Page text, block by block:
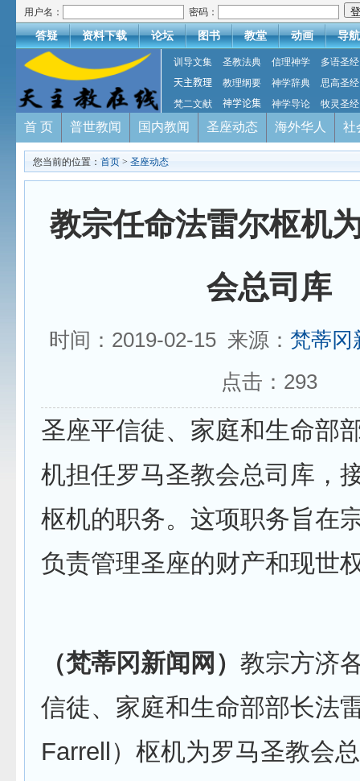
用户名： 密码：
答疑 资料下载 论坛 图书 教堂 动画 导航
训导文集 圣教法典 信理神学
多语圣经
天主教理
教理纲要 神学辞典
思高圣经
梵二文献
神学论集 神学导论 牧灵圣经
首 页 普世教闻 国内教闻 圣座动态 海外华人 社
您当前的位置： 首页 > 圣座动态
教宗任命法雷尔枢机
会总司库
时间：2019-02-15 来源： 梵蒂冈
点击： 293
圣座平信徒、家庭和生命部
机担任罗马圣教会总司库，
枢机的职务。这项职务旨在
负责管理圣座的财产和现世
（梵蒂冈新闻网） 教宗方济
信徒、家庭和生命部部长法
Farrell）枢机为罗马圣教会